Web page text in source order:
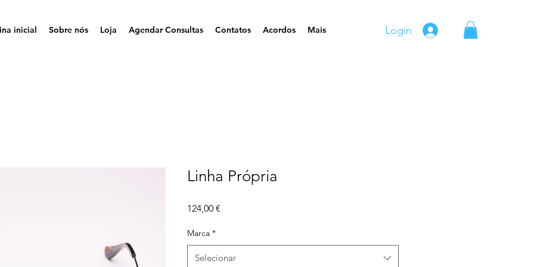
inicial Sobre nós Loja Agendar Consultas Contatos Acordos Mais Login
Linha Própria
124,00 €
Marca *
Selecionar